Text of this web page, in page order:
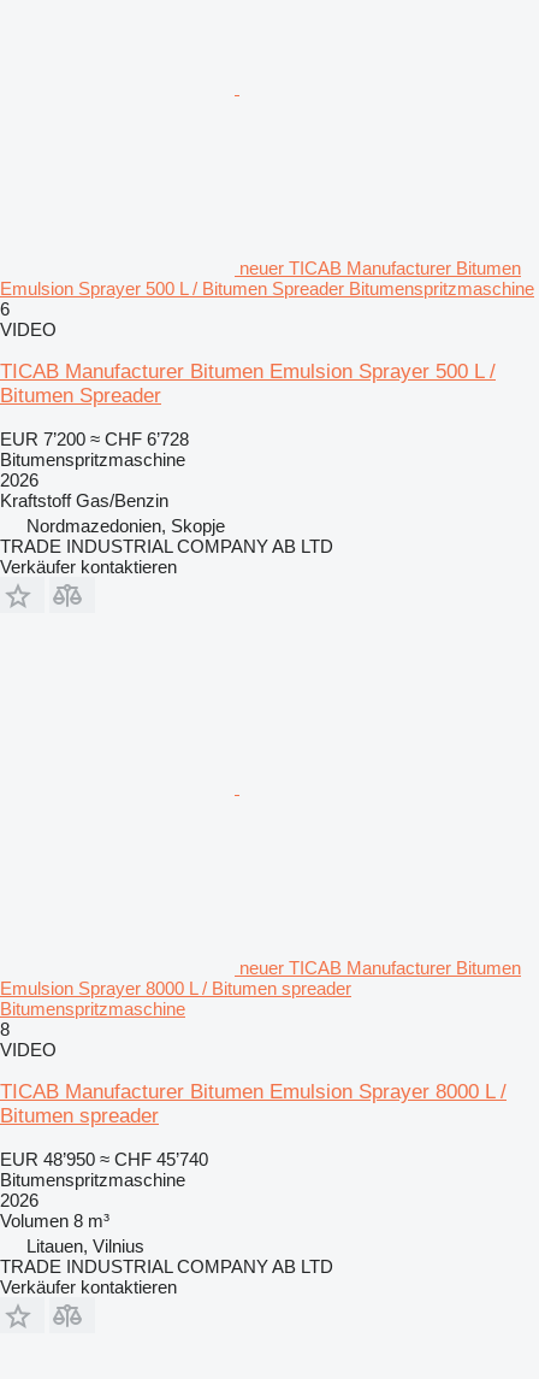
neuer TICAB Manufacturer Bitumen
Emulsion Sprayer 500 L / Bitumen Spreader Bitumenspritzmaschine
6
VIDEO
TICAB Manufacturer Bitumen Emulsion Sprayer 500 L /
Bitumen Spreader
EUR 7’200 ≈ CHF 6’728
Bitumenspritzmaschine
2026
Kraftstoff Gas/Benzin
Nordmazedonien, Skopje
TRADE INDUSTRIAL COMPANY AB LTD
Verkäufer kontaktieren
neuer TICAB Manufacturer Bitumen
Emulsion Sprayer 8000 L / Bitumen spreader
Bitumenspritzmaschine
8
VIDEO
TICAB Manufacturer Bitumen Emulsion Sprayer 8000 L /
Bitumen spreader
EUR 48’950 ≈ CHF 45’740
Bitumenspritzmaschine
2026
Volumen 8 m³
Litauen, Vilnius
TRADE INDUSTRIAL COMPANY AB LTD
Verkäufer kontaktieren